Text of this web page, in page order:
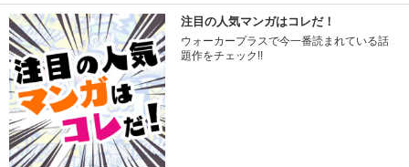
注目の人気マンガはコレだ！
ウォーカープラスで今一番読まれている話
題作をチェック!!